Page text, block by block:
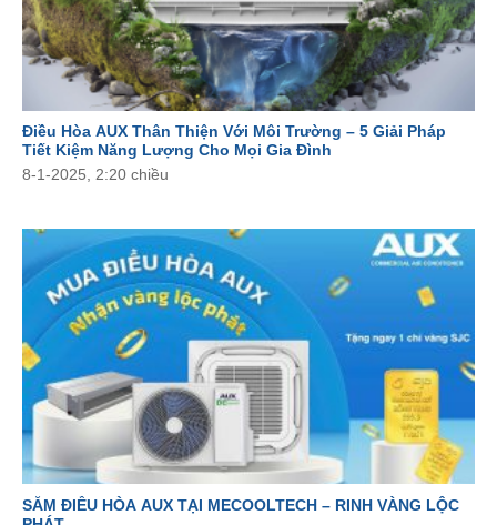
DỊCH VỤ CHĂM SÓC HẬU MÃI CHU ĐÁO.
– Mecooltech luôn chào đón bạn đặt lịch tư vấn Miễn Phí về
Điều Hòa, các giải pháp về điều hòa, lắp đặt điều hòa.
– Mecooltech luôn mang tới cho bạn sự tiện nghi và sự thích
thú trải nghiệm các tính năng tuyệt vời của điều hòa thông
– Điện thoại tư vấn viên luôn sẵn sàng hỗ trợ các bạn khi
cần thêm thông tin: 0826 323.811
>>> Đặt lịch tư vấn qua số hotline: 0826 323.811 hoặcđặt tư
vấn online để nhận được các giải pháp về sản phẩm điều
hòa và giải pháp thi công.
Điều Hòa AUX Thân Thiện Với Môi Trường – 5 Giải Pháp
Tiết Kiệm Năng Lượng Cho Mọi Gia Đình
8-1-2025, 2:20 chiều
SẮM ĐIỀU HÒA AUX TẠI MECOOLTECH – RINH VÀNG LỘC